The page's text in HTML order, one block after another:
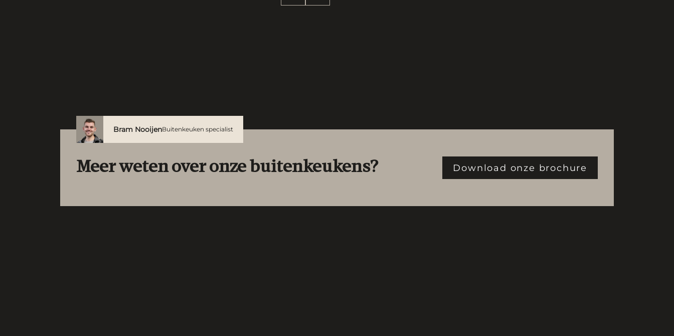
Bram NooijenBuitenkeuken specialist
Meer weten over onze buitenkeukens? Download onze brochure